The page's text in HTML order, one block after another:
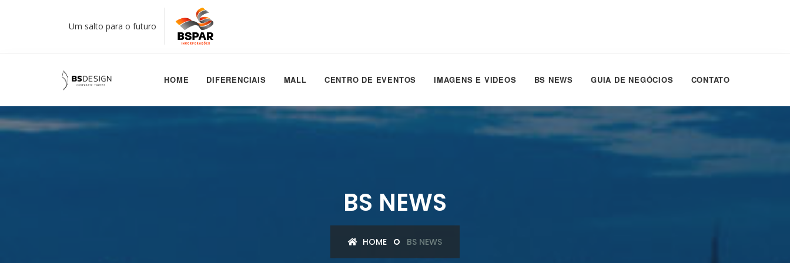
Um salto para o futuro
HOME DIFERENCIAIS MALL CENTRO DE EVENTOS IMAGENS E VIDEOS BS NEWS GUIA DE NEGÓCIOS CONTATO
BS NEWS
HOME BS NEWS